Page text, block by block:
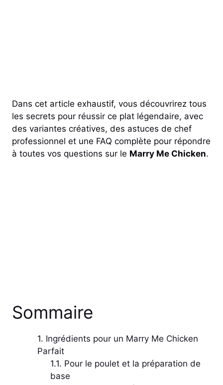
Dans cet article exhaustif, vous découvrirez tous
les secrets pour réussir ce plat légendaire, avec
des variantes créatives, des astuces de chef
professionnel et une FAQ complète pour répondre
à toutes vos questions sur le Marry Me Chicken.
Sommaire
Ingrédients pour un Marry Me Chicken
Parfait
Pour le poulet et la préparation de
base